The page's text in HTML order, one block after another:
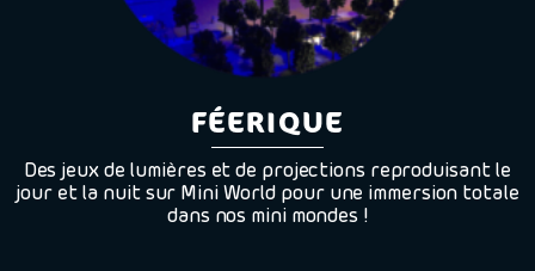
FÉERIQUE
Des jeux de lumières et de projections reproduisant le
jour et la nuit sur Mini World pour une immersion totale
dans nos mini mondes !